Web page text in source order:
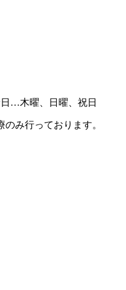
…木曜、日曜、祝日
のみ行っております。